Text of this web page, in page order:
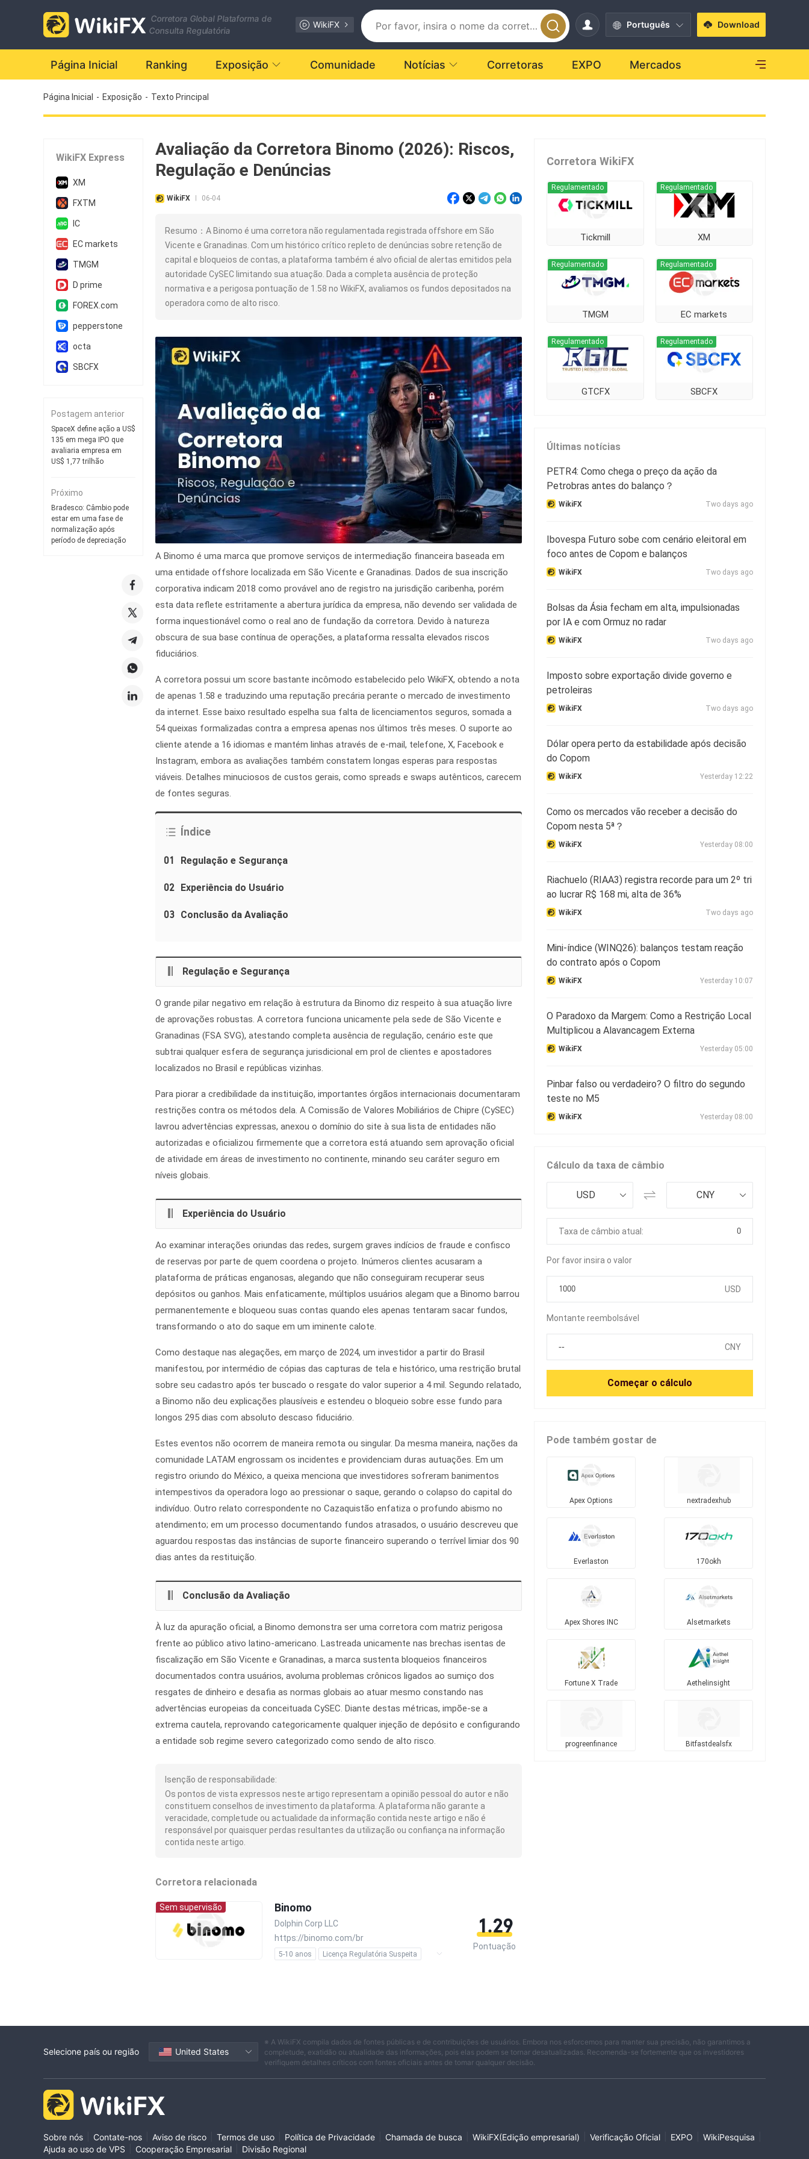
Corretora Global Plataforma de
Consulta Regulatória
WikiFX Português Download
Página Inicial Ranking Exposição Comunidade Notícias Corretoras EXPO Mercados
Página Inicial - Exposição - Texto Principal
WikiFX Express
XM
FXTM
IC
EC markets
TMGM
D prime
FOREX.com
pepperstone
octa
SBCFX
Postagem anterior
SpaceX define ação a US$
135 em mega IPO que
avaliaria empresa em
US$ 1,77 trilhão
Próximo
Bradesco: Câmbio pode
estar em uma fase de
normalização após
período de depreciação
Avaliação da Corretora Binomo (2026): Riscos,
Regulação e Denúncias
WikiFX 06-04
Resumo：A Binomo é uma corretora não regulamentada registrada offshore em São
Vicente e Granadinas. Com um histórico crítico repleto de denúncias sobre retenção de
capital e bloqueios de contas, a plataforma também é alvo oficial de alertas emitidos pela
autoridade CySEC limitando sua atuação. Dada a completa ausência de proteção
normativa e a perigosa pontuação de 1.58 no WikiFX, avaliamos os fundos depositados na
operadora como de alto risco.
A Binomo é uma marca que promove serviços de intermediação financeira baseada em
uma entidade offshore localizada em São Vicente e Granadinas. Dados de sua inscrição
corporativa indicam 2018 como provável ano de registro na jurisdição caribenha, porém
esta data reflete estritamente a abertura jurídica da empresa, não devendo ser validada de
forma inquestionável como o real ano de fundação da corretora. Devido à natureza
obscura de sua base contínua de operações, a plataforma ressalta elevados riscos
fiduciários.
A corretora possui um score bastante incômodo estabelecido pelo WikiFX, obtendo a nota
de apenas 1.58 e traduzindo uma reputação precária perante o mercado de investimento
da internet. Esse baixo resultado espelha sua falta de licenciamentos seguros, somada a
54 queixas formalizadas contra a empresa apenas nos últimos três meses. O suporte ao
cliente atende a 16 idiomas e mantém linhas através de e-mail, telefone, X, Facebook e
Instagram, embora as avaliações também constatem longas esperas para respostas
viáveis. Detalhes minuciosos de custos gerais, como spreads e swaps autênticos, carecem
de fontes seguras.
Índice
01 Regulação e Segurança
02 Experiência do Usuário
03 Conclusão da Avaliação
Regulação e Segurança
O grande pilar negativo em relação à estrutura da Binomo diz respeito à sua atuação livre
de aprovações robustas. A corretora funciona unicamente pela sede de São Vicente e
Granadinas (FSA SVG), atestando completa ausência de regulação, cenário este que
subtrai qualquer esfera de segurança jurisdicional em prol de clientes e apostadores
localizados no Brasil e repúblicas vizinhas.
Para piorar a credibilidade da instituição, importantes órgãos internacionais documentaram
restrições contra os métodos dela. A Comissão de Valores Mobiliários de Chipre (CySEC)
lavrou advertências expressas, anexou o domínio do site à sua lista de entidades não
autorizadas e oficializou firmemente que a corretora está atuando sem aprovação oficial
de atividade em áreas de investimento no continente, minando seu caráter seguro em
níveis globais.
Experiência do Usuário
Ao examinar interações oriundas das redes, surgem graves indícios de fraude e confisco
de reservas por parte de quem coordena o projeto. Inúmeros clientes acusaram a
plataforma de práticas enganosas, alegando que não conseguiram recuperar seus
depósitos ou ganhos. Mais enfaticamente, múltiplos usuários alegam que a Binomo barrou
permanentemente e bloqueou suas contas quando eles apenas tentaram sacar fundos,
transformando o ato do saque em um iminente calote.
Como destaque nas alegações, em março de 2024, um investidor a partir do Brasil
manifestou, por intermédio de cópias das capturas de tela e histórico, uma restrição brutal
sobre seu cadastro após ter buscado o resgate do valor superior a 4 mil. Segundo relatado,
a Binomo não deu explicações plausíveis e estendeu o bloqueio sobre esse fundo para
longos 295 dias com absoluto descaso fiduciário.
Estes eventos não ocorrem de maneira remota ou singular. Da mesma maneira, nações da
comunidade LATAM engrossam os incidentes e providenciam duras autuações. Em um
registro oriundo do México, a queixa menciona que investidores sofreram banimentos
intempestivos da operadora logo ao pressionar o saque, gerando o colapso do capital do
indivíduo. Outro relato correspondente no Cazaquistão enfatiza o profundo abismo no
atendimento; em um processo documentando fundos atrasados, o usuário descreveu que
aguardou respostas das instâncias de suporte financeiro superando o terrível limiar dos 90
dias antes da restituição.
Conclusão da Avaliação
À luz da apuração oficial, a Binomo demonstra ser uma corretora com matriz perigosa
frente ao público ativo latino-americano. Lastreada unicamente nas brechas isentas de
fiscalização em São Vicente e Granadinas, a marca sustenta bloqueios financeiros
documentados contra usuários, avoluma problemas crônicos ligados ao sumiço dos
resgates de dinheiro e desafia as normas globais ao atuar mesmo constando nas
advertências europeias da conceituada CySEC. Diante destas métricas, impõe-se a
extrema cautela, reprovando categoricamente qualquer injeção de depósito e configurando
a entidade sob regime severo categorizado como sendo de alto risco.
Isenção de responsabilidade:
Os pontos de vista expressos neste artigo representam a opinião pessoal do autor e não
constituem conselhos de investimento da plataforma. A plataforma não garante a
veracidade, completude ou actualidade da informação contida neste artigo e não é
responsável por quaisquer perdas resultantes da utilização ou confiança na informação
contida neste artigo.
Corretora relacionada
Sem supervisão Binomo
Dolphin Corp LLC
https://binomo.com/br
5-10 anos
Licença Regulatória Suspeita
1.29
Pontuação
Corretora WikiFX
Tickmill
Regulamentado
XM
Regulamentado
TMGM
Regulamentado
EC markets
Regulamentado
GTCFX
Regulamentado
SBCFX
Regulamentado
Últimas notícias
PETR4: Como chega o preço da ação da
Petrobras antes do balanço？
WikiFX Two days ago
Ibovespa Futuro sobe com cenário eleitoral em
foco antes de Copom e balanços
WikiFX Two days ago
Bolsas da Ásia fecham em alta, impulsionadas
por IA e com Ormuz no radar
WikiFX Two days ago
Imposto sobre exportação divide governo e
petroleiras
WikiFX Two days ago
Dólar opera perto da estabilidade após decisão
do Copom
WikiFX Yesterday 12:22
Como os mercados vão receber a decisão do
Copom nesta 5ª？
WikiFX Yesterday 08:00
Riachuelo (RIAA3) registra recorde para um 2º tri
ao lucrar R$ 168 mi, alta de 36%
WikiFX Two days ago
Mini-índice (WINQ26): balanços testam reação
do contrato após o Copom
WikiFX Yesterday 10:07
O Paradoxo da Margem: Como a Restrição Local
Multiplicou a Alavancagem Externa
WikiFX Yesterday 05:00
Pinbar falso ou verdadeiro? O filtro do segundo
teste no M5
WikiFX Yesterday 08:00
Cálculo da taxa de câmbio
USD CNY
Taxa de câmbio atual: 0
Por favor insira o valor
USD
Montante reembolsável
CNY
Começar o cálculo
Pode também gostar de
Apex Options nextradexhub
Everlaston 170okh
Apex Shores INC Alsetmarkets
Fortune X Trade Aethelinsight
progreenfinance Bitfastdealsfx
Selecione país ou região United States
※ A WikiFX compila dados de fontes públicas e de contribuições de usuários. Embora nos esforcemos para manter sua precisão, não garantimos a
completude, exatidão ou atualidade das informações, pois elas podem se tornar desatualizadas. Recomenda-se fortemente que os investidores
verifiquem detalhes críticos com fontes oficiais antes de tomar qualquer decisão.
Sobre nós Contate-nos Aviso de risco Termos de uso Política de Privacidade Chamada de busca WikiFX(Edição empresarial) Verificação Oficial EXPO WikiPesquisa
Ajuda ao uso de VPS
Cooperação Empresarial Divisão Regional